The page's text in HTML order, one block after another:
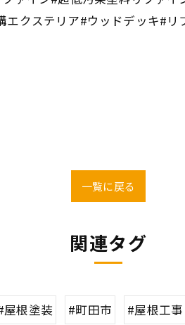
クステリア#ウッドデッキ#
一覧に戻る
関連タグ
屋根塗装 #町田市 #屋根工事